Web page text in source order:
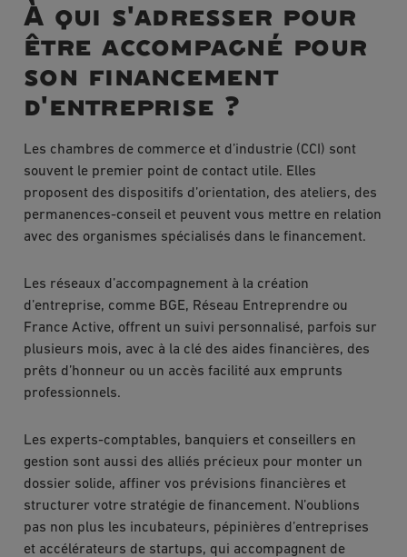
À qui s'adresser pour
être accompagné pour
son financement
d'entreprise ?
Les chambres de commerce et d’industrie (CCI) sont
souvent le premier point de contact utile. Elles
proposent des dispositifs d’orientation, des ateliers, des
permanences-conseil et peuvent vous mettre en relation
avec des organismes spécialisés dans le financement.
Les réseaux d’accompagnement à la création
d’entreprise, comme BGE, Réseau Entreprendre ou
France Active, offrent un suivi personnalisé, parfois sur
plusieurs mois, avec à la clé des aides financières, des
prêts d’honneur ou un accès facilité aux emprunts
professionnels.
Les experts-comptables, banquiers et conseillers en
gestion sont aussi des alliés précieux pour monter un
dossier solide, affiner vos prévisions financières et
structurer votre stratégie de financement. N’oublions
pas non plus les incubateurs, pépinières d’entreprises
et accélérateurs de startups, qui accompagnent de